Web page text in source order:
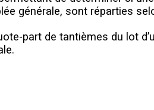
générale, sont réparties
part de tantièmes du lot